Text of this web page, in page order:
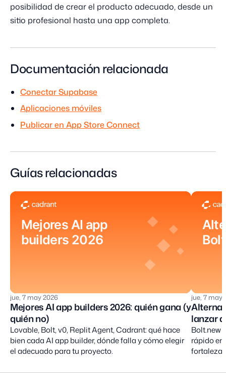
posibilidad de crear el producto adecuado, desde un
sitio profesional hasta una app completa.
Documentación relacionada
Conectar Supabase
Aplicaciones móviles
Publicar en App Store Connect
Guías relacionadas
Mejores AI app
builders 2026
jue, 7 may 2026
Mejores AI app builders 2026: quién gana (y
quién no)
Lovable, Bolt, v0, Replit Agent, Cadrant: qué hace
bien cada AI app builder, dónde falla y cómo elegir
el adecuado para tu proyecto.
jue, 7 may
lanzar
Bolt.new
rápido